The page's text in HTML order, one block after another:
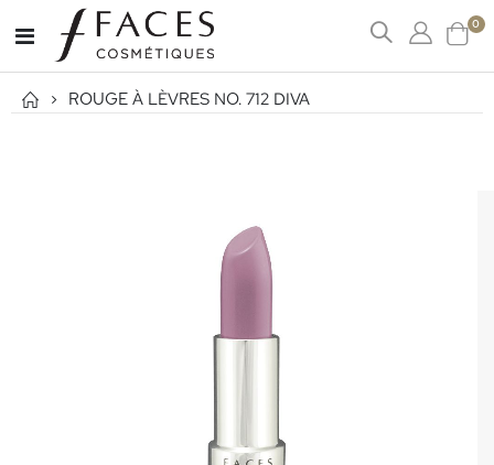
Cart
0
Affichage
navigation
ROUGE À LÈVRES NO. 712 DIVA